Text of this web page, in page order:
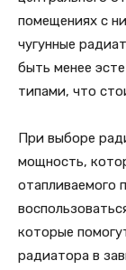
помещениях с
чугунные
быть менее
типами, что
При выборе
мощность,
отапливаемого
которые
радиатора в